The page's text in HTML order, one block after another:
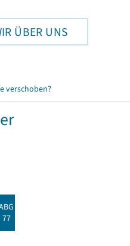
ÜBER UNS
verschoben?
77